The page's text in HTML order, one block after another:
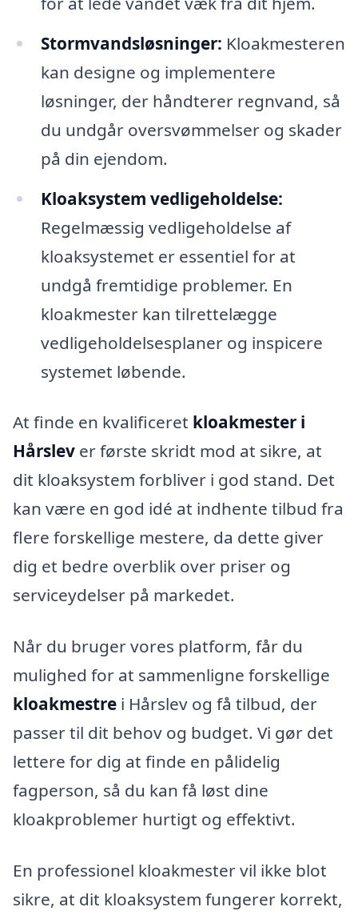
Stormvandsløsninger: Kloakmesteren
kan designe og implementere
løsninger, der håndterer regnvand, så
du undgår oversvømmelser og skader
på din ejendom.
Kloaksystem vedligeholdelse:
Regelmæssig vedligeholdelse af
kloaksystemet er essentiel for at
undgå fremtidige problemer. En
kloakmester kan tilrettelægge
vedligeholdelsesplaner og inspicere
systemet løbende.
At finde en kvalificeret kloakmester i
Hårslev er første skridt mod at sikre, at
dit kloaksystem forbliver i god stand. Det
kan være en god idé at indhente tilbud fra
flere forskellige mestere, da dette giver
dig et bedre overblik over priser og
serviceydelser på markedet.
Når du bruger vores platform, får du
mulighed for at sammenligne forskellige
kloakmestre i Hårslev og få tilbud, der
passer til dit behov og budget. Vi gør det
lettere for dig at finde en pålidelig
fagperson, så du kan få løst dine
kloakproblemer hurtigt og effektivt.
En professionel kloakmester vil ikke blot
sikre, at dit kloaksystem fungerer korrekt,